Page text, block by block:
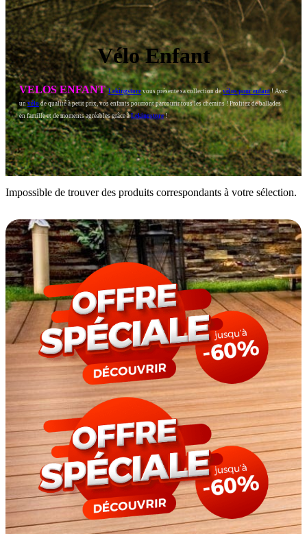
Vélo Enfant
VELOS ENFANTLekingstore vous présente sa collection devélos pour enfant! Avec
unvélo de qualité à petit prix, vos enfants pourront parcourir tous les chemins ! Profitez de ballades
en famille et de moments agréables grâce àLekingstore!
Impossible de trouver des produits correspondants à votre sélection.